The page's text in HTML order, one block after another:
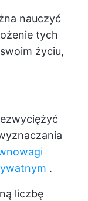
nauczyć
tych
życiu,
.
liczbę